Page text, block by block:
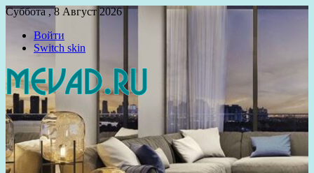
Суббота , 8 Август 2026
Войти
Switch skin